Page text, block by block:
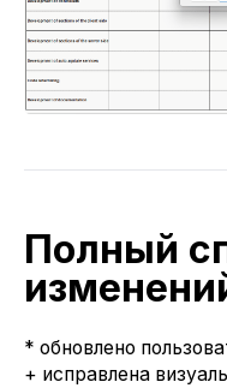
Полный
* обновлено
+ исправлена